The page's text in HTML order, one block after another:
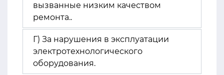
вызванные низким качеством
ремонта..
Г) За нарушения в эксплуатации
электротехнологического
оборудования.